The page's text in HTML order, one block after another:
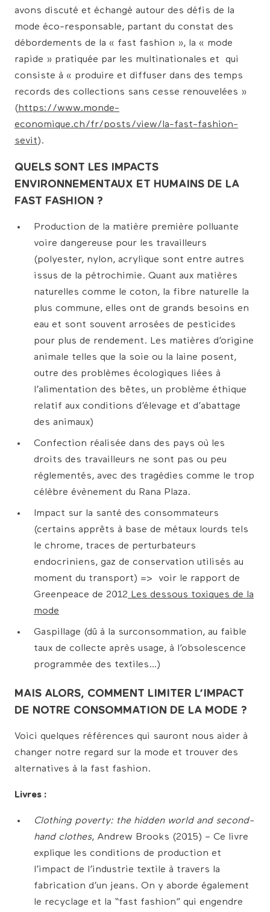
avons discuté et échangé autour des défis de la
mode éco-responsable, partant du constat des
débordements de la « fast fashion », la « mode
rapide » pratiquée par les multinationales et qui
consiste à « produire et diffuser dans des temps
records des collections sans cesse renouvelées »
( https://www.monde-
economique.ch/fr/posts/view/la-fast-fashion-
sevit).
QUELS SONT LES IMPACTS
ENVIRONNEMENTAUX ET HUMAINS DE LA
FAST FASHION ?
Production de la matière première polluante
voire dangereuse pour les travailleurs
(polyester, nylon, acrylique sont entre autres
issus de la pétrochimie. Quant aux matières
naturelles comme le coton, la fibre naturelle la
plus commune, elles ont de grands besoins en
eau et sont souvent arrosées de pesticides
pour plus de rendement. Les matières d’origine
animale telles que la soie ou la laine posent,
outre des problèmes écologiques liées à
l’alimentation des bêtes, un problème éthique
relatif aux conditions d’élevage et d’abattage
des animaux)
Confection réalisée dans des pays où les
droits des travailleurs ne sont pas ou peu
réglementés, avec des tragédies comme le trop
célèbre évènement du Rana Plaza.
Impact sur la santé des consommateurs
(certains apprêts à base de métaux lourds tels
le chrome, traces de perturbateurs
endocriniens, gaz de conservation utilisés au
moment du transport) => voir le rapport de
Greenpeace de 2012 Les dessous toxiques de la
mode
Gaspillage (dû à la surconsommation, au faible
taux de collecte après usage, à l’obsolescence
programmée des textiles…)
MAIS ALORS, COMMENT LIMITER L’IMPACT
DE NOTRE CONSOMMATION DE LA MODE ?
Voici quelques références qui sauront nous aider à
changer notre regard sur la mode et trouver des
alternatives à la fast fashion.
Livres :
Clothing poverty: the hidden world and second-
hand clothes​, Andrew Brooks (2015) – Ce livre
explique les conditions de production et
l’impact de l’industrie textile à travers la
fabrication d’un jeans. On y aborde également
le recyclage et la “fast fashion” qui engendre